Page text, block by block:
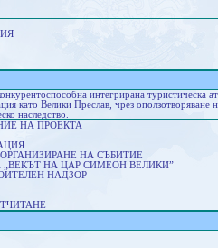
интегрирана туристическа
като Велики Преслав, чрез
наследство.
НА ПРОЕКТА
НА СЪБИТИЕ
„ВЕКЪТ НА ЦАР СИМЕОН ВЕЛИКИ”
НАДЗОР